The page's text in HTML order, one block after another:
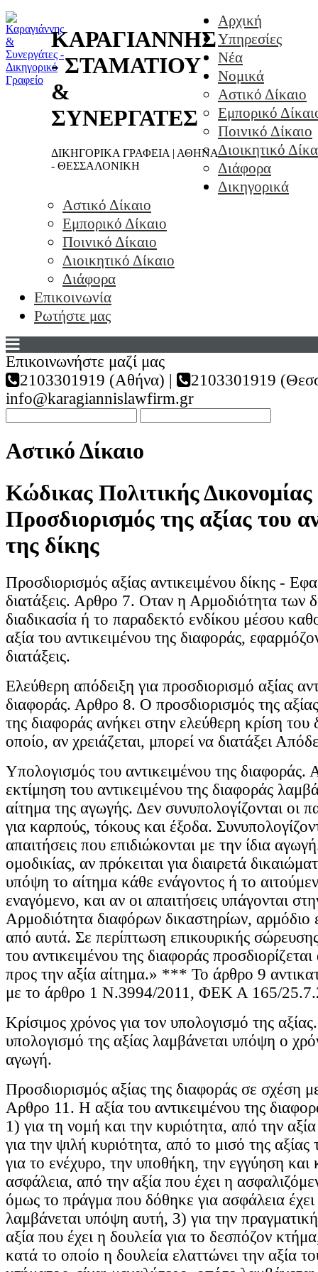
ΚΑΡΑΓΙΑΝΝΗΣ
- ΣΤΑΜΑΤΙΟΥ
&
ΣΥΝΕΡΓΑΤΕΣ
ΔΙΚΗΓΟΡΙΚΑ ΓΡΑΦΕΙΑ | ΑΘΗΝΑ
- ΘΕΣΣΑΛΟΝΙΚΗ
Αρχική
Υπηρεσίες
Νέα
Νομικά
Αστικό Δίκαιο
Εμπορικό
Ποινικό Δίκαιο
Διοικητικό
Διάφορα
Δικηγορικά
Αστικό Δίκαιο
Εμπορικό Δίκαιο
Ποινικό Δίκαιο
Διοικητικό Δίκαιο
Διάφορα
Επικοινωνία
Ρωτήστε μας
Επικοινωνήστε μαζί μας
2103301919 (Αθήνα) |
2103301919
info@karagiannislawfirm.gr
Αστικό Δίκαιο
Κώδικας Πολιτικής
Προσδιορισμός της αξίας του
της δίκης
Προσδιορισμός αξίας αντικειμένου δίκης -
διατάξεις. Αρθρο 7. Οταν η Αρμοδιότητα των
διαδικασία ή το παραδεκτό ενδίκου μέσου
αξία του αντικειμένου της διαφοράς,
διατάξεις.
Ελεύθερη απόδειξη για προσδιορισμό αξίας
διαφοράς. Αρθρο 8. Ο προσδιορισμός της
της διαφοράς ανήκει στην ελεύθερη κρίση του
οποίο, αν χρειάζεται, μπορεί να διατάξει
Υπολογισμός του αντικειμένου της διαφοράς.
εκτίμηση του αντικειμένου της διαφοράς
αίτημα της αγωγής. Δεν συνυπολογίζονται οι
για καρπούς, τόκους και έξοδα.
απαιτήσεις που επιδιώκονται με την ίδια
ομοδικίας, αν πρόκειται για διαιρετά
υπόψη το αίτημα κάθε ενάγοντος ή το
εναγόμενο, και αν οι απαιτήσεις υπάγονται
Αρμοδιότητα διαφόρων δικαστηρίων, αρμόδιο
από αυτά. Σε περίπτωση επικουρικής
του αντικειμένου της διαφοράς
προς την αξία αίτημα.» *** Το άρθρο 9
με το άρθρο 1 Ν.3994/2011, ΦΕΚ Α 165/
Κρίσιμος χρόνος για τον υπολογισμό της
υπολογισμό της αξίας λαμβάνεται υπόψη ο
αγωγή.
Προσδιορισμός αξίας της διαφοράς σε σχέση
Αρθρο 11. Η αξία του αντικειμένου της
1) για τη νομή και την κυριότητα, από την
για την ψιλή κυριότητα, από το μισό της
για το ενέχυρο, την υποθήκη, την εγγύηση και
ασφάλεια, από την αξία που έχει η
όμως το πράγμα που δόθηκε για ασφάλεια έχει
λαμβάνεται υπόψη αυτή, 3) για την
αξία που έχει η δουλεία για το δεσπόζον
κατά το οποίο η δουλεία ελαττώνει την αξία